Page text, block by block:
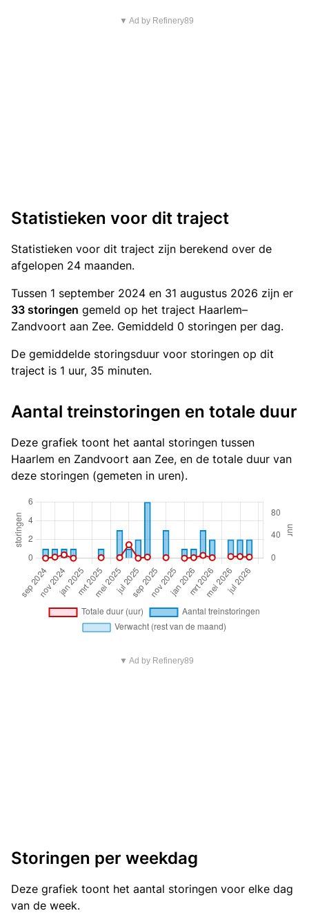
▼ Ad by Refinery89
Statistieken voor dit traject
Statistieken voor dit traject zijn berekend over de
afgelopen 24 maanden.
Tussen 1 september 2024 en 31 augustus 2026 zijn er
33 storingen gemeld op het traject Haarlem–
Zandvoort aan Zee. Gemiddeld 0 storingen per dag.
De gemiddelde storingsduur voor storingen op dit
traject is 1 uur, 35 minuten.
Aantal treinstoringen en totale duur
Deze grafiek toont het aantal storingen tussen
Haarlem en Zandvoort aan Zee, en de totale duur van
deze storingen (gemeten in uren).
▼ Ad by Refinery89
Storingen per weekdag
Deze grafiek toont het aantal storingen voor elke dag
van de week.